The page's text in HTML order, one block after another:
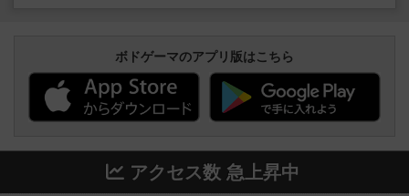
ボドゲーマのアプリ版はこちら
アクセス数 急上昇中